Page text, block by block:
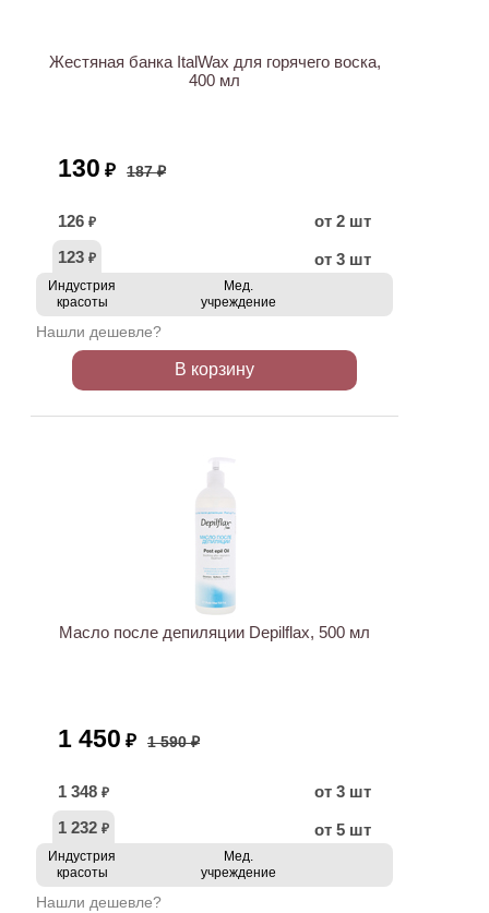
Жестяная банка ItalWax для горячего воска,
400 мл
130 ₽ 187 ₽
126 ₽
от 2 шт
123 ₽ от 3 шт
Индустрия
красоты
Мед.
учреждение
Нашли дешевле?
В корзину
Масло после депиляции Depilflax, 500 мл
1 450 ₽ 1 590 ₽
1 348 ₽
от 3 шт
1 232 ₽ от 5 шт
Индустрия
красоты
Мед.
учреждение
Нашли дешевле?